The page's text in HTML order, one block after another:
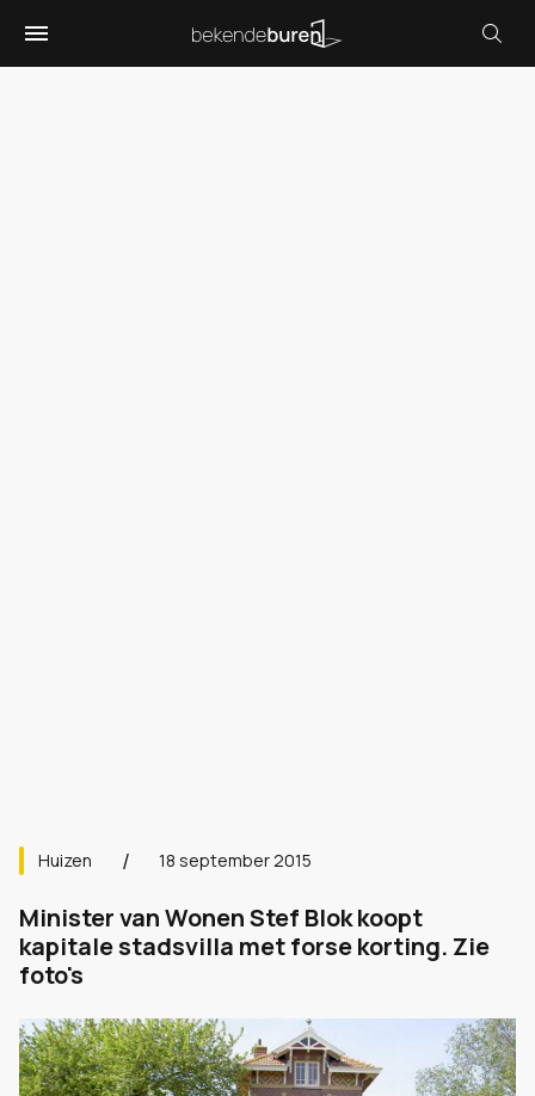
Huizen 18 september 2015
Minister van Wonen Stef Blok koopt
kapitale stadsvilla met forse korting. Zie
foto's